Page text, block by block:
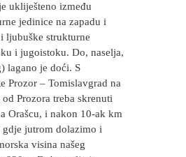
ukliješteno između
jedinice na zapadu i
ljubuške strukturne
i jugoistoku. Do, naselja,
lagano je doći. S
Prozor – Tomislavgrad na
Prozora treba skrenuti
Orašcu, i nakon 10-ak km
gdje jutrom dolazimo i
visina našeg